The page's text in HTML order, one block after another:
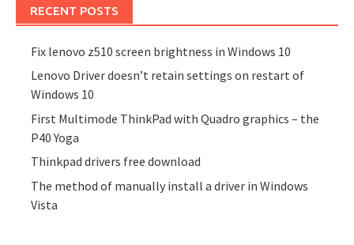
RECENT POSTS
Fix lenovo z510 screen brightness in Windows 10
Lenovo Driver doesn’t retain settings on restart of
Windows 10
First Multimode ThinkPad with Quadro graphics – the
P40 Yoga
Thinkpad drivers free download
The method of manually install a driver in Windows
Vista